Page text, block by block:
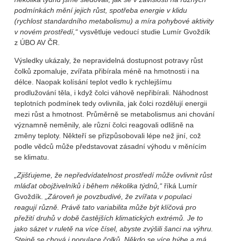
podmínkách mění jejich růst, spotřeba energie v klidu
(rychlost standardního metabolismu) a míra pohybové aktivity
v novém prostředí,“ vysvětluje vedoucí studie Lumír Gvoždík
z ÚBO AV ČR.
Výsledky ukázaly, že nepravidelná dostupnost potravy růst
čolků zpomaluje, zvířata přibírala méně na hmotnosti i na
délce. Naopak kolísání teplot vedlo k rychlejšímu
prodlužování těla, i když čolci váhově nepřibírali. Náhodnost
teplotních podmínek tedy ovlivnila, jak čolci rozdělují energii
mezi růst a hmotnost. Průměrně se metabolismus ani chování
významně neměnily, ale různí čolci reagovali odlišně na
změny teploty. Někteří se přizpůsobovali lépe než jiní, což
podle vědců může představovat zásadní výhodu v měnícím
se klimatu.
„Zjišťujeme, že nepředvídatelnost prostředí může ovlivnit růst
mláďat obojživelníků i během několika týdnů,“ říká Lumír
Gvoždík. „Zároveň je povzbudivé, že zvířata v populaci
reagují různě. Právě tato variabilita může být klíčová pro
přežití druhů v době častějších klimatických extrémů. Je to
jako sázet v ruletě na více čísel, abyste zvýšili šanci na výhru.